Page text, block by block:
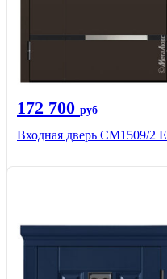
172 700 руб
Входная дверь CМ1509/2 Е